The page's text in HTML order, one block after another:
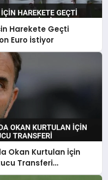
Harekete Geçti
Euro İstiyor
Okan Kurtulan İçin
Transferi